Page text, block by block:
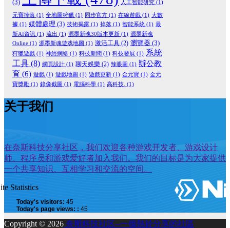
(3) 人工智能研究 (1)
元寶掉落 (1) 全地圖狩獵 (1) 同步官方 (1) 在線遊戲 (1) 大數
據 (1) 媒體處理 (3) 技術揭露 (1) 掉落 (1) 智能系統 (1) 最
新AI資訊 (1) 流出 (1) 源墨新魂30版本更新 (1) 源墨新魂
Online (1) 源墨新魂遊戏地圖 (1) 激活工具 (2) 瀏覽器 (3)
狩獵遊戲 (1) 神經網絡 (1) 科技新聞 (1) 科技發展 (1) 系統
工具 (8) 網頁設計 (1) 聊天娛樂 (2) 辣眼圖 (1) 辦公教
育 (6) 遊戲 (1) 遊戲地圖 (1) 遊戲更新 (1) 金元寶 (1) 金元
寶獎勵 (1) 錄像截圖 (1) 電腦科學 (1) 高科技. (1)
关于我们
在奈斯科技分享社区，我们欢迎各种游戏开发者、游戏设计
师、程序员和游戏爱好者加入我们。我们的目标是为大家提供
一个共享知识、互相学习和交流的空间。
Statistics
Today's visitors: 45
Today's page views: : 45
Copyright © 2026 奈斯科技社区--一個熱於分享的社區